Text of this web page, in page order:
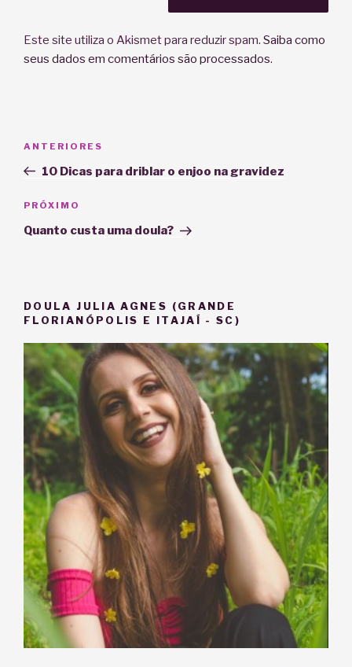
Este site utiliza o Akismet para reduzir spam. Saiba como
seus dados em comentários são processados.
Post
Post
anterior
ANTERIORES
10 Dicas para driblar o enjoo na gravidez
Próximo
post
PRÓXIMO
Quanto custa uma doula?
DOULA JULIA AGNES (GRANDE
FLORIANÓPOLIS E ITAJAÍ - SC)